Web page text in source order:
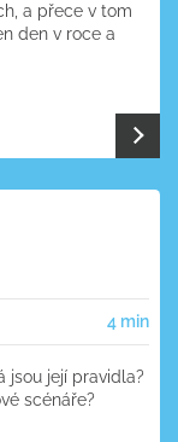
a přece v tom
den v roce a
4 min
jsou její pravidla?
scénáře?